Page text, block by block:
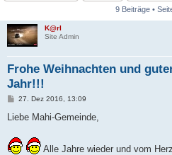
9 Beiträge •
K@rl
Site Admin
Frohe Weihnachten und
Jahr!!!
B
i
a
g
27. Dez 2016, 13:09
Liebe Mahi-Gemeinde,
Alle Jahre wieder und vom